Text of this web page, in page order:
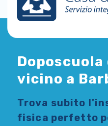
vicino a
Trova subito l'
fisica perfetto